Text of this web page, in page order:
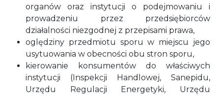
organów oraz instytucji o podejmowaniu i
prowadzeniu przez przedsiębiorców
działalności niezgodnej z przepisami prawa,
oględziny przedmiotu sporu w miejscu jego
usytuowania w obecności obu stron sporu,
kierowanie konsumentów do właściwych
instytucji (Inspekcji Handlowej, Sanepidu,
Urzędu Regulacji Energetyki, Urzędu